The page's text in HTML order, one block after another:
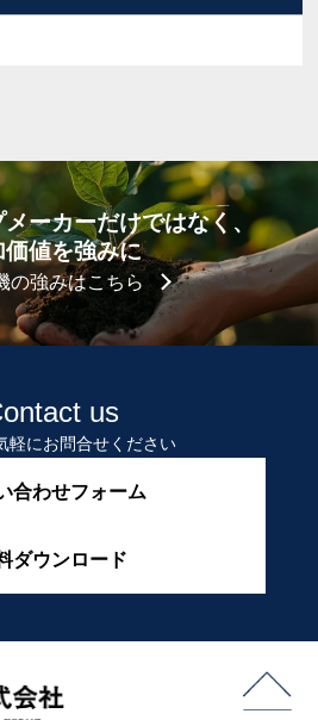
ーカーだけではなく、
価値を強みに
の強みはこちら
us
軽にお問合せください
合わせフォーム
ダウンロード